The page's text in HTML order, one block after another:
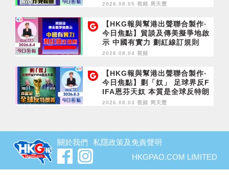
2026.08.05 視頻 周天慧
【HKG報與幫港出聲聯合製作‧
今日焦點】貿談及傳美擬爭地啟
示 中國有實力 劃紅線訂規則
2026.08.04 視頻
【HKG報與幫港出聲聯合製作‧
今日焦點】剿「奴」 足球界反F
IFA恩芬天奴 本質是全球反特朗
普
2026.08.03 視頻 周天慧
關於我們
私隱政策及免責聲明
HKGPAO.COM LIMITED